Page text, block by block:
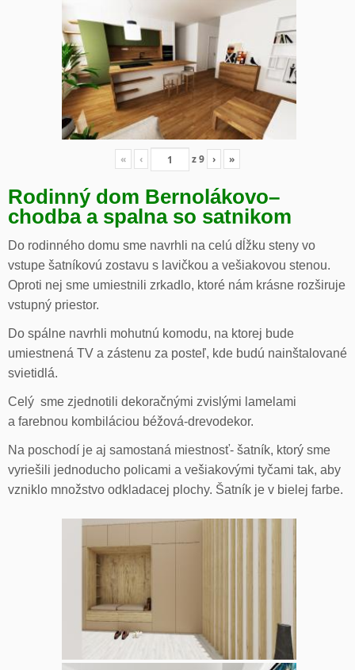
« ‹ z9 › »
Rodinný dom Bernolákovo–
chodba a spalna so satnikom
Do rodinného domu sme navrhli na celú dĺžku steny vo
vstupe šatníkovú zostavu s lavičkou a vešiakovou stenou.
Oproti nej sme umiestnili zrkadlo, ktoré nám krásne rozširuje
vstupný priestor.
Do spálne navrhli mohutnú komodu, na ktorej bude
umiestnená TV a zástenu za posteľ, kde budú nainštalované
svietidlá.
Celý sme zjednotili dekoračnými zvislými lamelami
a farebnou kombiláciou béžová-drevodekor.
Na poschodí je aj samostaná miestnosť- šatník, ktorý sme
vyriešili jednoducho policami a vešiakovými tyčami tak, aby
vzniklo množstvo odkladacej plochy. Šatník je v bielej farbe.